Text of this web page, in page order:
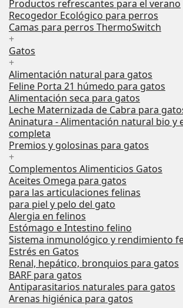
Productos refrescantes para el verano
Recogedor Ecológico para perros
Camas para perros ThermoSwitch
+
Gatos
+
Alimentación natural para gatos
Feline Porta 21 húmedo para gatos
Alimentación seca para gatos
Leche Maternizada de Cabra para
Aninatura - Alimentación natural bio y
completa
Premios y golosinas para gatos
+
Complementos Alimenticios Gatos
Aceites Omega para gatos
para las articulaciones felinas
para piel y pelo del gato
Alergia en felinos
Estómago e Intestino felino
Sistema inmunológico y rendimiento
Estrés en Gatos
Renal, hepático, bronquios para gatos
BARF para gatos
Antiparasitarios naturales para gatos
Arenas higiénica para gatos